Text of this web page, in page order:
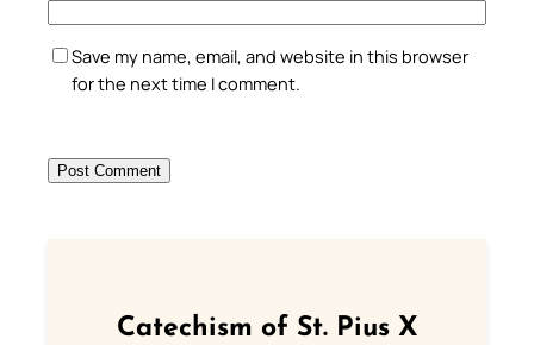
Save my name, email, and website in this browser
for the next time I comment.
Catechism of St. Pius X